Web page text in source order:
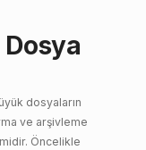
Dosya
dosyaların
ve arşivleme
Öncelikle